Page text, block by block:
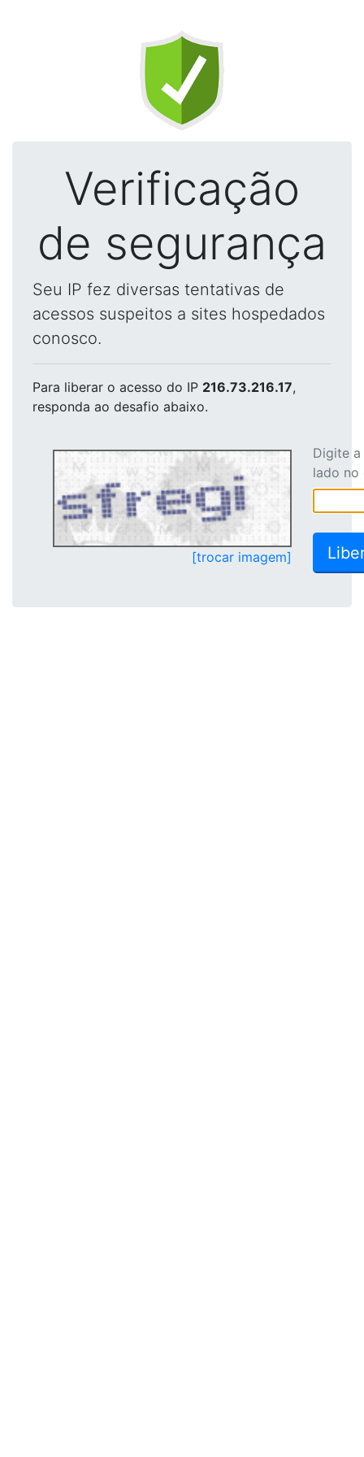
Verificação
de segurança
Seu IP fez diversas tentativas de
acessos suspeitos a sites hospedados
conosco.
Para liberar o acesso do IP 216.73.216.17,
responda ao desafio abaixo.
[trocar imagem]
Digite
lado no